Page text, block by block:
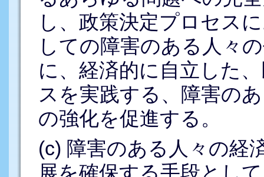
し、政策決定プロセス
しての障害のある人々
に、経済的に自立した
スを実践する、障害の
の強化を促進する。
(c) 障害のある人々の経
展を確保する手段とし